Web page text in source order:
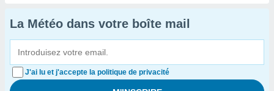
La Météo dans votre boîte mail
J'ai lu et j'accepte la politique de privacité